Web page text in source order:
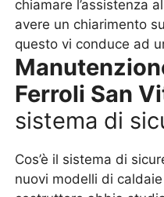
chiamare l’assistenza
avere un chiarimento
questo vi conduce ad
Ferroli San
sistema di
Cos’è il sistema di
nuovi modelli di